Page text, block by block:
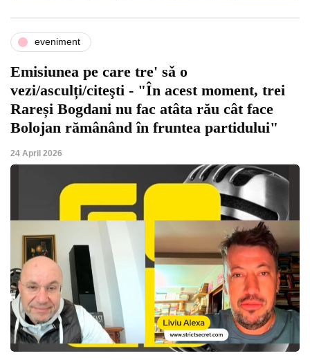
eveniment
Emisiunea pe care tre' sǎ o
vezi/asculți/citeşti - "În acest moment, trei
Rareși Bogdani nu fac atâta rău cât face
Bolojan rămânând în fruntea partidului"
24 April 2026